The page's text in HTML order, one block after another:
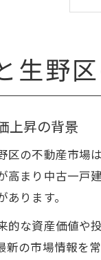
生野
上昇の背景
区の不動産市場
高まり中古一戸
ります。
的な資産価値や
新の市場情報を